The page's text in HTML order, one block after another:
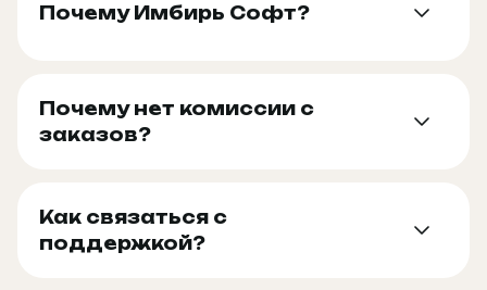
Почему Имбирь Софт?
Почему нет комиссии с
заказов?
Как связаться с
поддержкой?